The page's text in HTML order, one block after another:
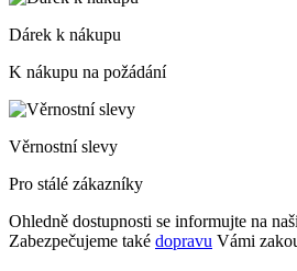
Dárek k nákupu
K nákupu na požádání
Věrnostní slevy
Pro stálé zákazníky
Ohledně dostupnosti se informujte na
Zabezpečujeme také dopravu Vámi